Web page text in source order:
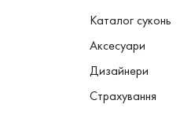
Каталог суконь
Аксесуари
Дизайнери
Страхування